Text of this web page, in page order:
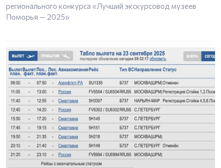
регионального конкурса «Лучший экскурсовод музеев
Поморья — 2025»